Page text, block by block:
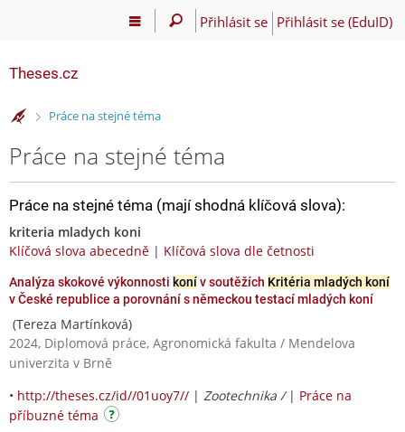
Přihlásit se Přihlásit se (EduID)
Theses.cz
>Práce na stejné téma
Práce na stejné téma
Práce na stejné téma (mají shodná klíčová slova):
kriteria mladych koni
Klíčová slova abecedně | Klíčová slova dle četnosti
Analýza skokové výkonnosti konív soutěžích Kritéria mladých koní
v České republice a porovnání s německou testací mladých koní
(Tereza Martínková)
2024, Diplomová práce, Agronomická fakulta / Mendelova
univerzita v Brně
• http://theses.cz/id//01uoy7// | Zootechnika / | Práce na
příbuzné téma